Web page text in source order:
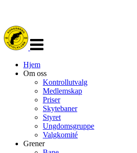
navigasjon
Hjem
Om oss
Kontrollutvalg
Medlemskap
Priser
Skytebaner
Styret
Ungdomsgruppe
Valgkomité
Grener